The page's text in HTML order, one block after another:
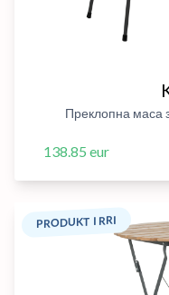
Преклопна маса
138.85 eur
PRODUKT I RRI